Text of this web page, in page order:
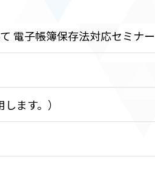
電子帳簿保存法対応セミナー
ます。）